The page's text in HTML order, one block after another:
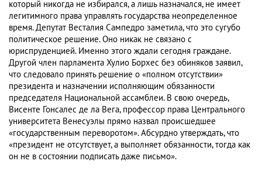
который никогда не избирался, а лишь назначался, не имеет
легитимного права управлять государства неопределенное
время. Депутат Весталия Сампедро заметила, что это сугубо
политическое решение. Оно никак не связано с
юриспруденцией. Именно этого ждали сегодня граждане.
Другой член парламента Хулио Борхес без обиняков заявил,
что следовало принять решение о «полном отсутствии»
президента и назначении исполняющим обязанности
председателя Национальной ассамблеи. В свою очередь,
Висенте Гонсалес де ла Вега, профессор права Центрального
университета Венесуэлы прямо назвал происшедшее
«государственным переворотом». Абсурдно утверждать, что
«президент не отсутствует, а выполняет обязанности, тогда как
он не в состоянии подписать даже письмо».